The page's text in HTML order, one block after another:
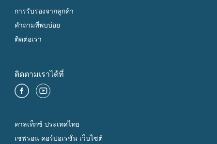
การรับรองจากลูกค้า
คำถามที่พบบ่อย
ติดต่อเรา
ติดตามเราได้ที่
คาลเท็กซ์ ประเทศไทย
เชฟรอน คอร์ปอเรชั่น เว็บไซต์